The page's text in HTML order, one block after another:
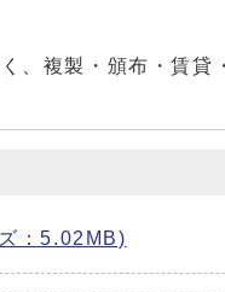
、複製・頒布・賃貸
：5.02MB)